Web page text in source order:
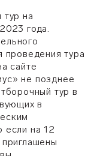
на
года.
проведения тура
сайте
не позднее
тур в
в
если на 12